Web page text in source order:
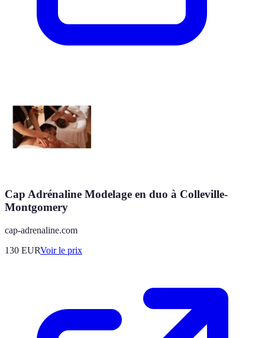
Cap Adrénaline Modelage en duo à Colleville-
Montgomery
cap-adrenaline.com
130 EURVoir le prix